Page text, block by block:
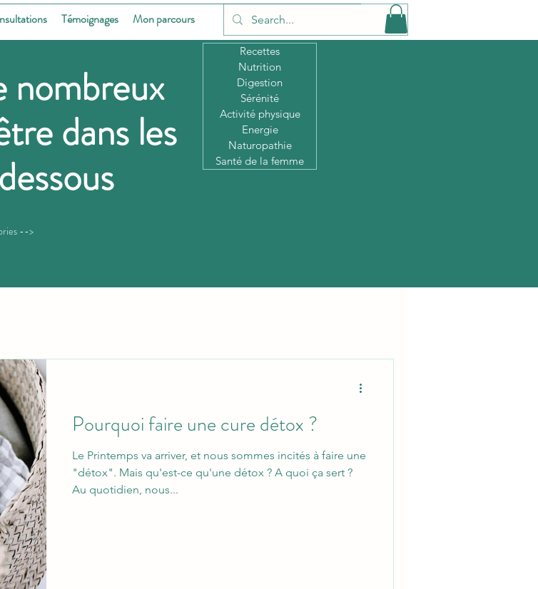
Témoignages Mon parcours
nombreux
dans les
-->
Recettes
Nutrition
Digestion
Sérénité
Activité physique
Energie
Naturopathie
Santé de la femme
Pourquoi faire une cure détox ?
Le Printemps va arriver, et nous sommes incités à faire une
"détox". Mais qu'est-ce qu'une détox ? A quoi ça sert ?
Au quotidien, nous...